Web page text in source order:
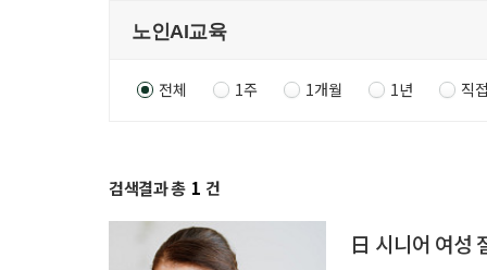
전체 1주 1개월 1년 직
검색결과 총 1 건
日 시니어 여성